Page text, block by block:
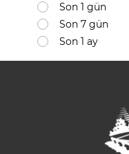
Son 1 gün
Son 7 gün
Son 1 ay